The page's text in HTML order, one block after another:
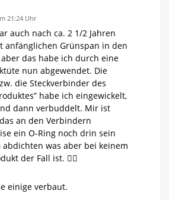
21:24 Uhr
auch nach ca. 2 1/2 Jahren
anfänglichen Grünspan in den
das habe ich durch eine
nun abgewendet. Die
die Steckverbinder des
habe ich eingewickelt,
dann verbuddelt. Mir ist
an den Verbindern
ein O-Ring noch drin sein
abdichten was aber bei keinem
der Fall ist. 🤷‍♂️
einige verbaut.